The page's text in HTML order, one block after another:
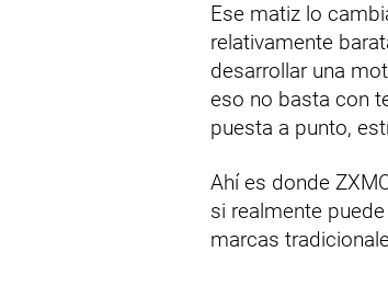
Ese matiz lo
relativamente
desarrollar una
eso no basta con
puesta a punto,
Ahí es donde
si realmente
marcas